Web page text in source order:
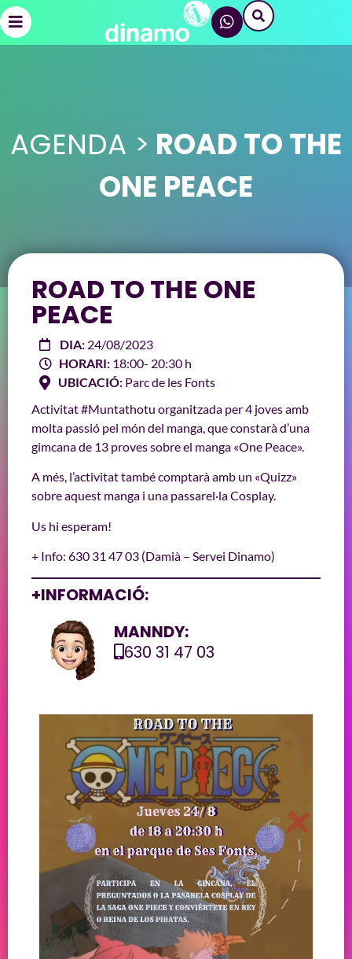
AGENDA > ROAD TO THE
ONE PEACE
ROAD TO THE ONE
PEACE
DIA: 24/08/2023
HORARI: 18:00- 20:30 h
UBICACIÓ: Parc de les Fonts
Activitat #Muntathotu organitzada per 4 joves amb
molta passió pel món del manga, que constarà d’una
gimcana de 13 proves sobre el manga «One Peace».
A més, l’activitat també comptarà amb un «Quizz»
sobre aquest manga i una passarel·laCosplay.
Us hi esperam!
+ Info: 630 31 47 03 (Damià – Servei Dinamo)
+INFORMACIÓ:
MANNDY:
630 31 47 03